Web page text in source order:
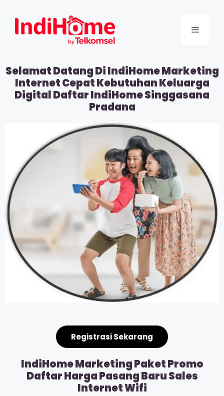
Selamat Datang Di IndiHome Marketing
Internet Cepat Kebutuhan Keluarga
Digital Daftar IndiHome Singgasana
Pradana
Registrasi Sekarang
IndiHome Marketing Paket Promo
Daftar Harga Pasang Baru Sales
Internet Wifi